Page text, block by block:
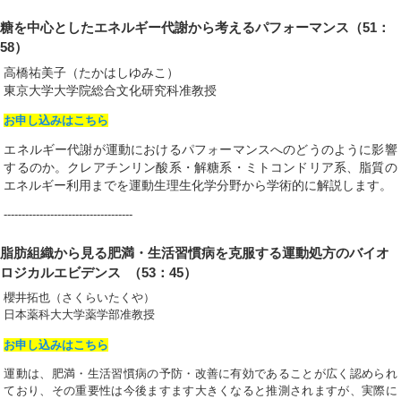
糖を中心としたエネルギー代謝から考えるパフォーマンス（51：
58）
高橋祐美子（たかはしゆみこ）
東京大学大学院総合文化研究科准教授
お申し込みはこちら
エネルギー代謝が運動におけるパフォーマンスへのどうのように影響
するのか。クレアチンリン酸系・解糖系・ミトコンドリア系、脂質の
エネルギー利用までを運動生理生化学分野から学術的に解説します。
------------------------------------
脂肪組織から見る肥満・生活習慣病を克服する運動処方のバイオ
ロジカルエビデンス （53：45）
櫻井拓也（さくらいたくや）
日本薬科大大学薬学部准教授
お申し込みはこちら
運動は、肥満・生活習慣病の予防・改善に有効であることが広く認められ
ており、その重要性は今後ますます大きくなると推測されますが、実際に